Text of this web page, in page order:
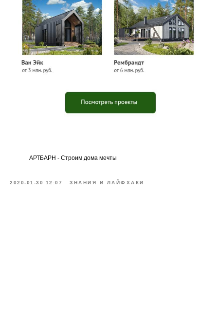
АРТБАРН - Строим дома мечты
2020-01-30 12:07 ЗНАНИЯ И ЛАЙФХАКИ